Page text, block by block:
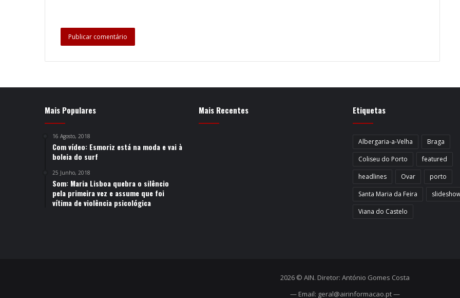
Mais Populares
16 Agosto, 2018
Com vídeo: Esmoriz está na moda e vai à
boleia do surf
25 Junho, 2018
Som: Maria Lisboa quebra o silêncio
pela primeira vez e assume que foi
vítima de violência psicológica
Mais Recentes Etiquetas
Albergaria-a-Velha
Braga
Coliseu do Porto
featured
headlines
Ovar
porto
Santa Maria da Feira
Viana do Castelo
2026 © AIN. Diretor: António Gomes Costa
— Email: geral@airinformacao.pt —